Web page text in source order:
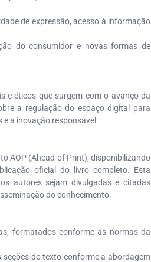
de expressão, acesso à informação
do consumidor e novas formas de
e éticos que surgem com o avanço da
a regulação do espaço digital para
a inovação responsável.
AOP (Ahead of Print), disponibilizando
oficial do livro completo. Esta
autores sejam divulgadas e citadas
do conhecimento.
formatados conforme as normas da
do texto conforme a abordagem